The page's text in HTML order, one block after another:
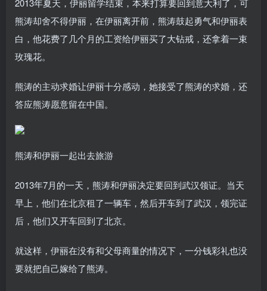
2013年夏天，伊丽留学结束，本来打算要回到意大利了，可
熊涛却舍不得伊丽，在伊丽离开前，熊涛鼓起勇气和伊丽表
白，他花费了几个月的工资给伊丽买了大钻戒，还拿着一束
玫瑰花。
熊涛的主动求婚让伊丽十分感动，她接受了熊涛的求婚，还
答应熊涛愿意留在中国。
熊涛和伊丽一起出去旅游
2013年7月的一天，熊涛和伊丽决定要回到武汉领证。当天
早上，他们在北京租了一辆车，然后开车到了武汉，领完证
后，他们又开车回到了北京。
就这样，伊丽在没有和父母商量的情况下，一分钱彩礼也没
要就把自己嫁给了熊涛。